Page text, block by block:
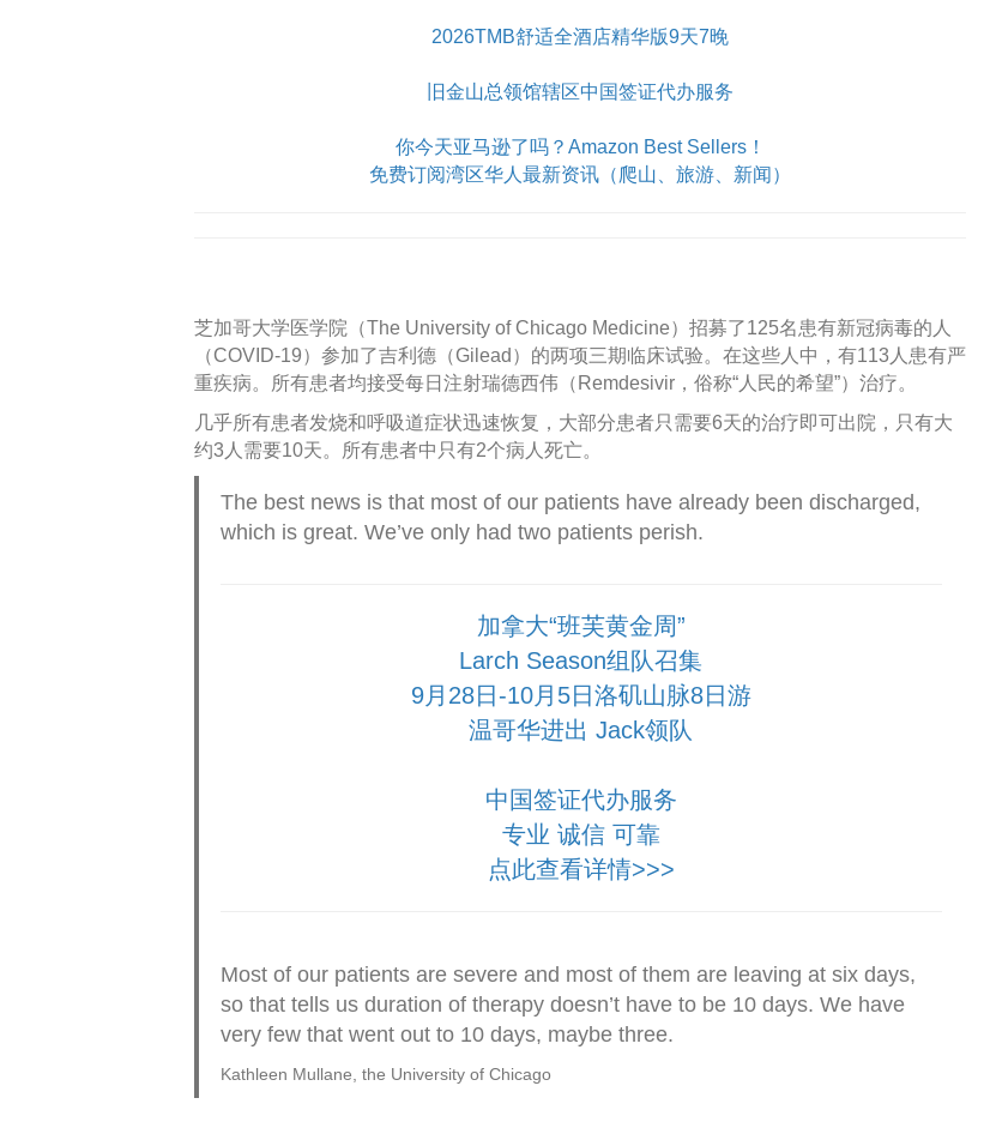
2026TMB舒适全酒店精华版9天7晚
旧金山总领馆辖区中国签证代办服务
你今天亚马逊了吗？Amazon Best Sellers！
免费订阅湾区华人最新资讯（爬山、旅游、新闻）
芝加哥大学医学院（The University of Chicago Medicine）招募了125名患有新冠病毒的人
（COVID-19）参加了吉利德（Gilead）的两项三期临床试验。在这些人中，有113人患有严
重疾病。所有患者均接受每日注射瑞德西伟（Remdesivir，俗称“人民的希望”）治疗。
几乎所有患者发烧和呼吸道症状迅速恢复，大部分患者只需要6天的治疗即可出院，只有大
约3人需要10天。所有患者中只有2个病人死亡。
The best news is that most of our patients have already been discharged,
which is great. We’ve only had two patients perish.
加拿大“班芙黄金周”
Larch Season组队召集
9月28日-10月5日洛矶山脉8日游
温哥华进出 Jack领队
中国签证代办服务
专业 诚信 可靠
点此查看详情>>>
Most of our patients are severe and most of them are leaving at six days,
so that tells us duration of therapy doesn’t have to be 10 days. We have
very few that went out to 10 days, maybe three.
Kathleen Mullane, the University of Chicago